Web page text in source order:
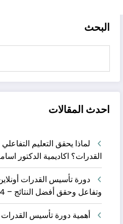
البحث
احدث المقالات
لماذا يحقق التعليم
القدرات؟ اكاديمية الدكتور اسامة
دورة تأسيس القدرات
وتفاعل وحقق أفضل النتائج – 571127384
أهمية دورة تأسيس